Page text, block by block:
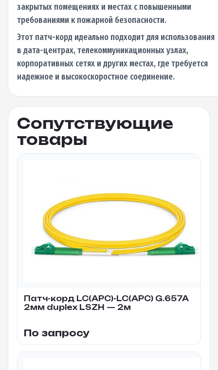
закрытых помещениях и местах с повышенными
требованиями к пожарной безопасности.
Этот патч-корд идеально подходит для использования
в дата-центрах, телекоммуникационных узлах,
корпоративных сетях и других местах, где требуется
надежное и высокоскоростное соединение.
Сопутствующие
товары
Патч-корд LC(APC)-LC(APC) G.657A
2мм duplex LSZH — 2м
По запросу